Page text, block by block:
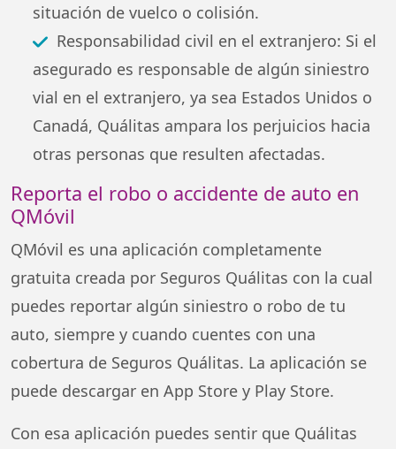
situación de vuelco o colisión.
Responsabilidad civil en el extranjero: Si el
asegurado es responsable de algún siniestro
vial en el extranjero, ya sea Estados Unidos o
Canadá, Quálitas ampara los perjuicios hacia
otras personas que resulten afectadas.
Reporta el robo o accidente de auto en
QMóvil
QMóvil es una aplicación completamente
gratuita creada por Seguros Quálitas con la cual
puedes reportar algún siniestro o robo de tu
auto, siempre y cuando cuentes con una
cobertura de Seguros Quálitas. La aplicación se
puede descargar en App Store y Play Store.
Con esa aplicación puedes sentir que Quálitas